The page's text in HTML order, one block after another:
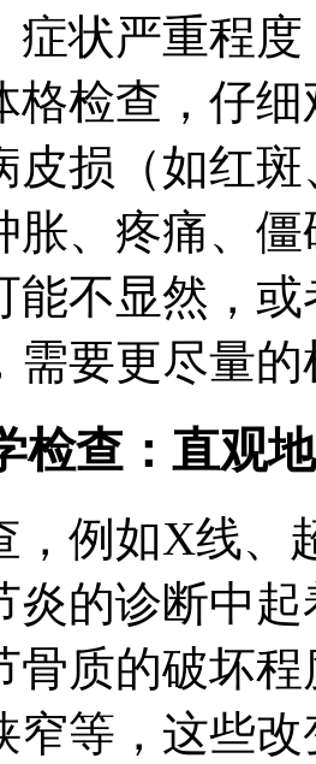
症状严重程
格检查，仔
皮损（如红
胀、疼痛、
能不显然，
需要更尽量
检查：直观
，例如X线、
炎的诊断中
骨质的破坏
窄等，这些